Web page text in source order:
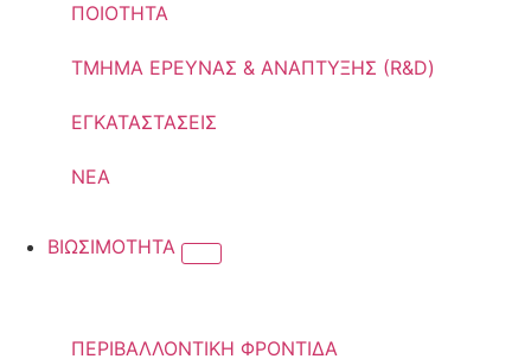
ΠΟΙΟΤΗΤΑ
ΤΜΗΜΑ ΕΡΕΥΝΑΣ & ΑΝΑΠΤΥΞΗΣ (R&D)
ΕΓΚΑΤΑΣΤΑΣΕΙΣ
ΝΕΑ
ΒΙΩΣΙΜΟΤΗΤΑ
ΠΕΡΙΒΑΛΛΟΝΤΙΚΗ ΦΡΟΝΤΙΔΑ